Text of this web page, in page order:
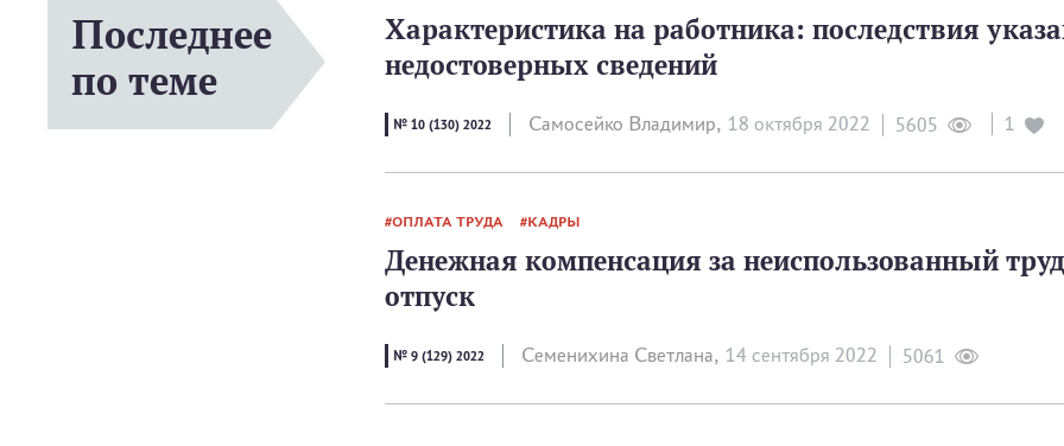
Последнее
по теме
Характеристика на работника: последствия
недостоверных сведений
№ 10 (130) 2022 Самосейко Владимир, 18 октября 2022 5605 1
ОПЛАТА ТРУДА КАДРЫ
Денежная компенсация за неиспользованный
отпуск
№ 9 (129) 2022 Семенихина Светлана, 14 сентября 2022 5061